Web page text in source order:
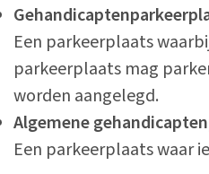
Een parkeerplaats
parkeerplaats mag
worden aangelegd.
Algemene
Een parkeerplaats waar